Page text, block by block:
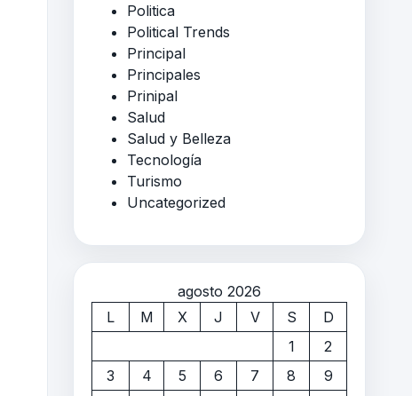
Politica
Political Trends
Principal
Principales
Prinipal
Salud
Salud y Belleza
Tecnología
Turismo
Uncategorized
agosto 2026
L
M X J V S
D
1
2
3
4 5 6 7 8
9